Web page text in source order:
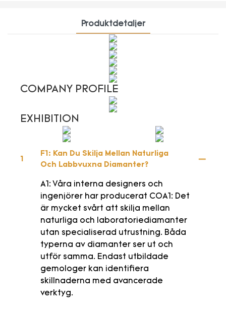
Produktdetaljer
COMPANY PROFILE
EXHIBITION
1
F1: Kan Du Skilja Mellan Naturliga
Och Labbvuxna Diamanter?
A1: Våra interna designers och
ingenjörer har producerat COA1: Det
är mycket svårt att skilja mellan
naturliga och laboratoriediamanter
utan specialiserad utrustning. Båda
typerna av diamanter ser ut och
utför samma. Endast utbildade
gemologer kan identifiera
skillnaderna med avancerade
verktyg.